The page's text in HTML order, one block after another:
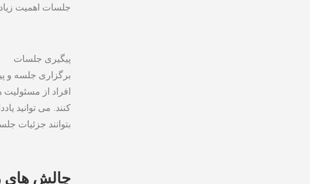
جلسات اهمیت
پیگیری جلسات
برگزاری جلسه و
افراد از
کنند. می توانید
بتوانند جزئیات
چالش‌ های